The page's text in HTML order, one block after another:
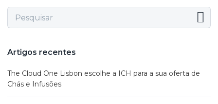
Artigos recentes
The Cloud One Lisbon escolhe a ICH para a sua oferta de
Chás e Infusões